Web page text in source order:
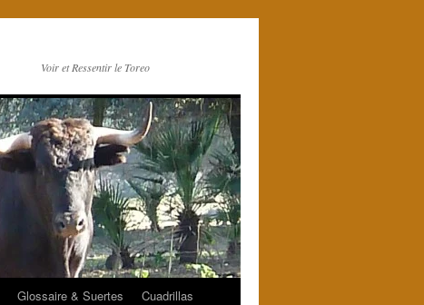
Voir et Ressentir le Toreo
Glossaire & Suertes
Cuadrillas